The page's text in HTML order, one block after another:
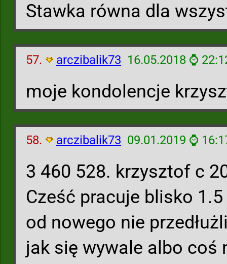
Stawka równa dla
57. arczibalik73 16.05.2018 ⌚
moje kondolencje
58. arczibalik73 09.01.2019 ⌚
3 460 528. krzysztof c
Cześć pracuje blisko
od nowego nie
jak się wywale albo coś